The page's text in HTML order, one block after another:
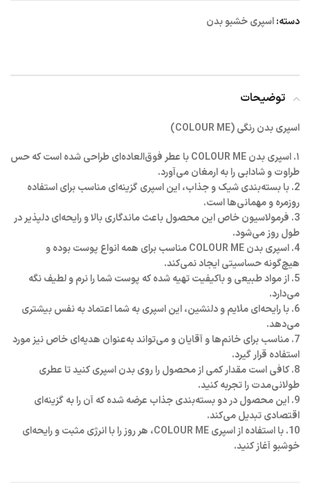
دسته:اسپری خشبو بدن
توضیحات
اسپری بدن رنگی (COLOUR ME)
۱. اسپری بدن COLOUR ME با عطر فوق‌العاده‌ای طراحی شده است که حس
طراوت و شادابی را به ارمغان می‌آورد.
2. با بسته‌بندی شیک و جذاب، این اسپری گزینه‌ای مناسب برای استفاده
روزمره و مهمانی‌ها است.
3. فرمولاسیون خاص این محصول باعث ماندگاری بالا و رایحه‌ای دلپذیر در
طول روز می‌شود.
4. اسپری بدن COLOUR ME مناسب برای همه انواع پوست بوده و
هیچ‌گونه حساسیتی ایجاد نمی‌کند.
5. از مواد طبیعی و باکیفیت تهیه شده که پوست شما را نرم و لطیف نگه
می‌دارد.
6. با رایحه‌ای ملایم و دلنشین، این اسپری به شما اعتماد به نفس بیشتری
می‌دهد.
7. مناسب برای خانم‌ها و آقایان و می‌تواند به‌عنوان هدیه‌ای خاص نیز مورد
استفاده قرار گیرد.
8. کافی است مقدار کمی از محصول را روی بدن اسپری کنید تا عطری
طولانی‌مدت را تجربه کنید.
9. این محصول در دو بسته‌بندی جذاب عرضه شده که آن را به گزینه‌ای
اقتصادی تبدیل می‌کند.
10. با استفاده از اسپری COLOUR ME، هر روز را با انرژی مثبت و رایحه‌ای
خوشبو آغاز کنید.